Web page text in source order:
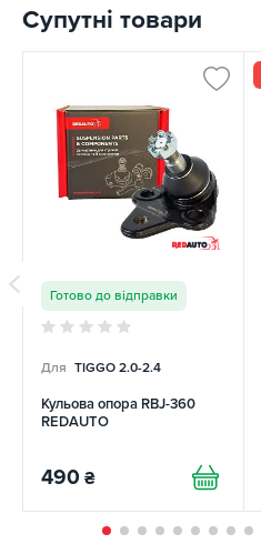
м. Київ, вул. Остафія
Супутні товари
Готово до відправки
Для TIGGO 2.0-2.4
Кульова опора RBJ-360
REDAUTO
490 ₴